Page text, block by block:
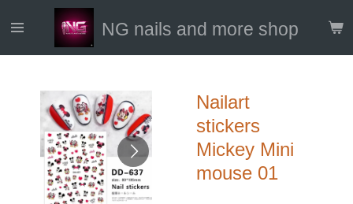
direct
NG nails and more shop
Nailart
stickers
Mickey Mini
mouse 01